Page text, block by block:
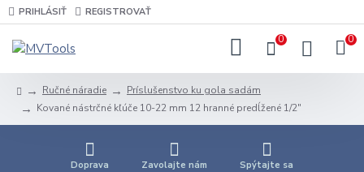
PRIHLÁSIŤ REGISTROVAŤ
0 0
Ručné náradie
Príslušenstvo ku gola sadám
Kované nástrčné kľúče 10-22 mm 12 hranné predĺžené 1/2"
Doprava Zavolajte nám Spýtajte sa